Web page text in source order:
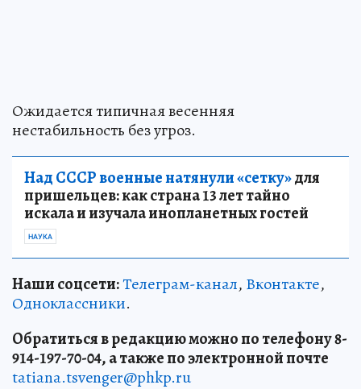
Ожидается типичная весенняя
нестабильность без угроз.
Над СССР военные натянули «сетку»для
пришельцев: как страна 13 лет тайно
искала и изучала инопланетных гостей
НАУКА
Наши соцсети:Телеграм-канал, Вконтакте,
Одноклассники.
Обратиться в редакцию можно по телефону 8-
914-197-70-04, а также по электронной почте
tatiana.tsvenger@phkp.ru